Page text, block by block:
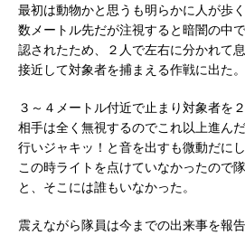
最初は動物かと思うも明らかに人が歩
数メートル先だが注視すると暗闇の中
認されたため、２人で左右に分かれて
接近して対象者を捕まえる作戦に出た。
３～４メートル付近で止まり対象者を
相手は全く無視するのでこれ以上進ん
行いジャキッ！と音を出すも微動だにし
この時ライトを点けていなかったので
と、そこには誰もいなかった。
震えながら隊員は今までの出来事を報告